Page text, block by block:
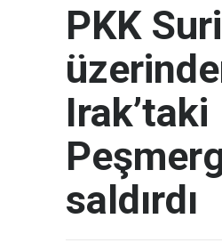
PKK
Irak’taki
saldırdı